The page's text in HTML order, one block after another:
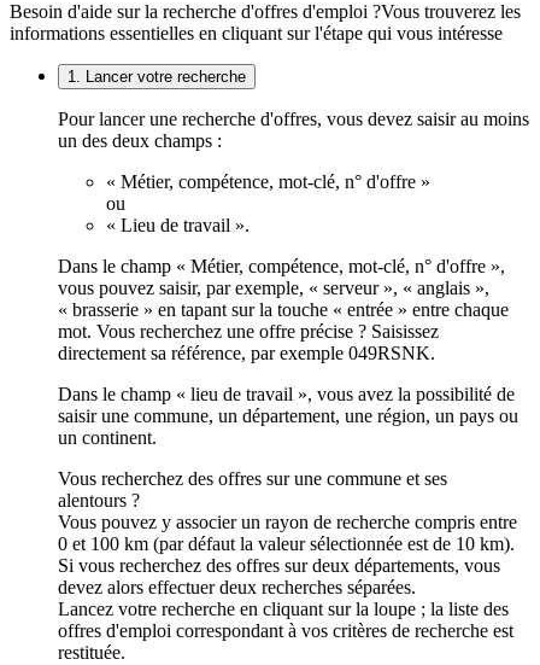
Besoin d'aide sur la recherche d'offres d'emploi ?Vous trouverez les
informations essentielles en cliquant sur l'étape qui vous intéresse
1. Lancer votre recherche
Pour lancer une recherche d'offres, vous devez saisir au moins
un des deux champs :
« Métier, compétence, mot-clé, n° d'offre »
ou
« Lieu de travail ».
Dans le champ « Métier, compétence, mot-clé, n° d'offre »,
vous pouvez saisir, par exemple, « serveur », « anglais »,
« brasserie » en tapant sur la touche « entrée » entre chaque
mot. Vous recherchez une offre précise ? Saisissez
directement sa référence, par exemple 049RSNK.
Dans le champ « lieu de travail », vous avez la possibilité de
saisir une commune, un département, une région, un pays ou
un continent.
Vous recherchez des offres sur une commune et ses
alentours ?
Vous pouvez y associer un rayon de recherche compris entre
0 et 100 km (par défaut la valeur sélectionnée est de 10 km).
Si vous recherchez des offres sur deux départements, vous
devez alors effectuer deux recherches séparées.
Lancez votre recherche en cliquant sur la loupe ; la liste des
offres d'emploi correspondant à vos critères de recherche est
restituée.